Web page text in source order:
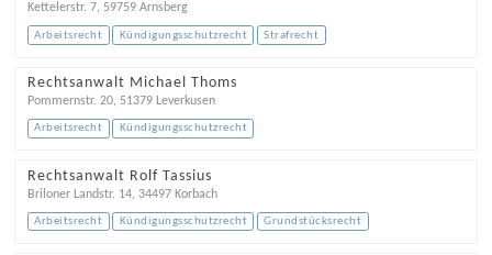
Kettelerstr. 7, 59759 Arnsberg
Arbeitsrecht Kündigungsschutzrecht Strafrecht
Rechtsanwalt Michael Thoms
Pommernstr. 20, 51379 Leverkusen
Arbeitsrecht Kündigungsschutzrecht
Rechtsanwalt Rolf Tassius
Briloner Landstr. 14, 34497 Korbach
Arbeitsrecht Kündigungsschutzrecht Grundstücksrecht